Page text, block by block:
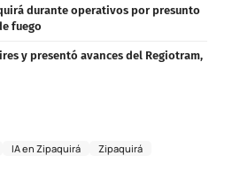
durante operativos por presunto
fuego
y presentó avances del Regiotram,
IA en Zipaquirá Zipaquirá